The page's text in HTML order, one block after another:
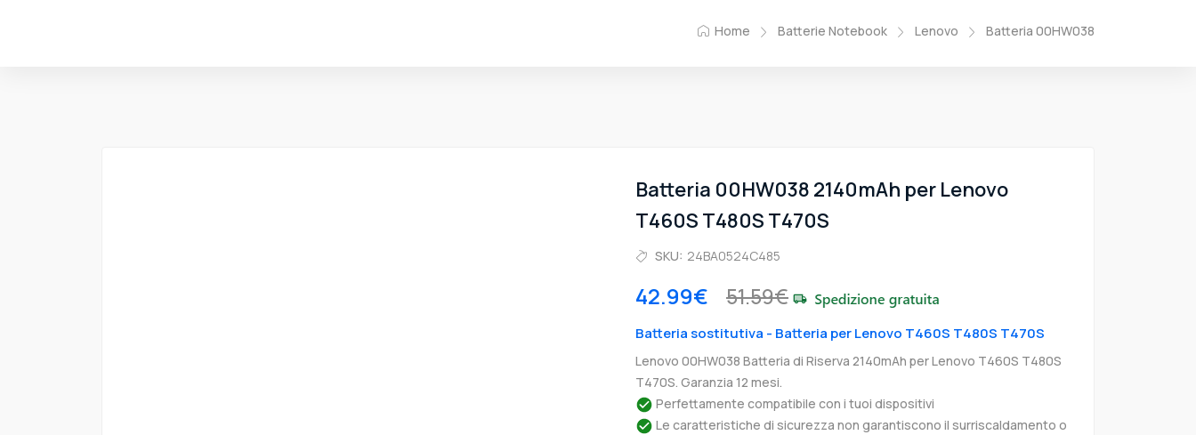
Home Batterie Notebook Lenovo Batteria 00HW038
Batteria 00HW038 2140mAh per Lenovo
T460S T480S T470S
SKU: 24BA0524C485
42.99€ 51.59€
Batteria sostitutiva - Batteria per Lenovo T460S T480S T470S
Lenovo 00HW038 Batteria di Riserva 2140mAh per Lenovo T460S T480S
T470S. Garanzia 12 mesi.
Perfettamente compatibile con i tuoi dispositivi
Le caratteristiche di sicurezza non garantiscono il surriscaldamento o